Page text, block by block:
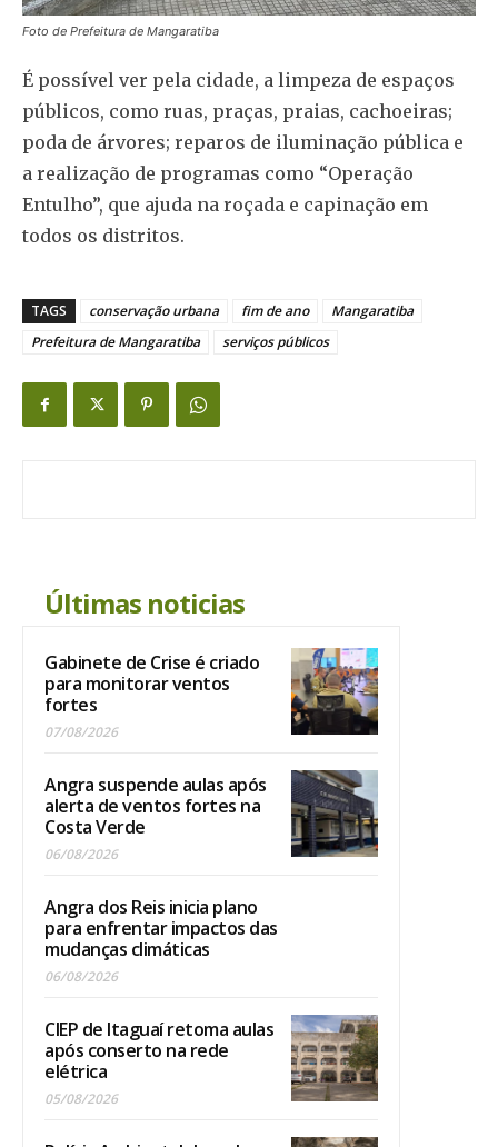
Foto de Prefeitura de Mangaratiba
É possível ver pela cidade, a limpeza de espaços
públicos, como ruas, praças, praias, cachoeiras;
poda de árvores; reparos de iluminação pública e
a realização de programas como “Operação
Entulho”, que ajuda na roçada e capinação em
todos os distritos.
TAGS conservação urbana fim de ano
Mangaratiba
Prefeitura de Mangaratiba
serviços públicos
Últimas noticias
Gabinete de Crise é criado
para monitorar ventos
fortes
07/08/2026
Angra suspende aulas após
alerta de ventos fortes na
Costa Verde
06/08/2026
Angra dos Reis inicia plano
para enfrentar impactos das
mudanças climáticas
06/08/2026
CIEP de Itaguaí retoma aulas
após conserto na rede
elétrica
05/08/2026